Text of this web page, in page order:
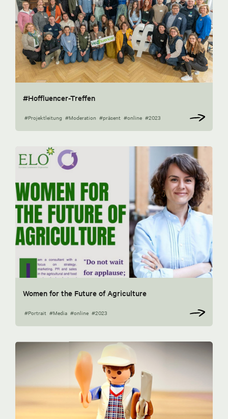
#Hoffluencer-Treffen
#Projektleitung #Moderation #präsent #online #2023
Women for the Future of Agriculture
#Portrait #Media #online #2023